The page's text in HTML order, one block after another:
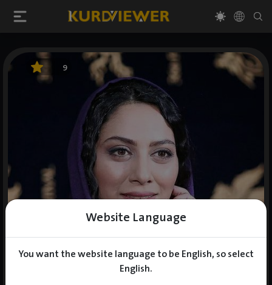
Website Language
You want the website language to be English, so select
English.
9